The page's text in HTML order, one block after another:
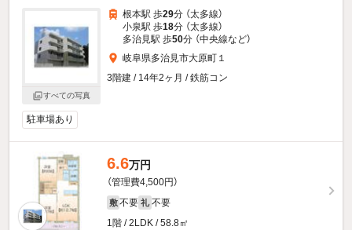
すべての写真
根本駅 歩29分 （太多線）
小泉駅 歩18分 （太多線）
多治見駅 歩50分 （中央線など）
岐阜県多治見市大原町１
3階建 / 14年2ヶ月 / 鉄筋コン
駐車場あり
6.6万円
（管理費4,500円）
敷 不要 礼 不要
1階 / 2LDK / 58.8㎡